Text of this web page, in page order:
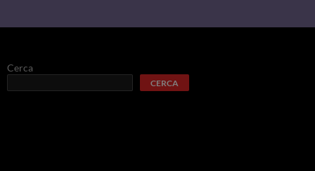
Cerca
CERCA